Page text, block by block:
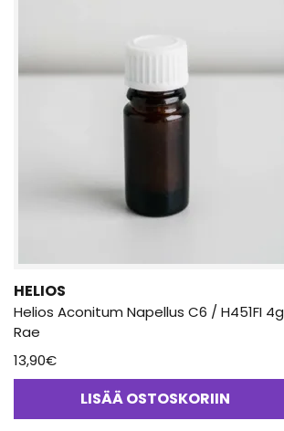
HELIOS
Helios Aconitum Napellus C6 / H451FI 4g
Rae
13,90€
LISÄÄ OSTOSKORIIN